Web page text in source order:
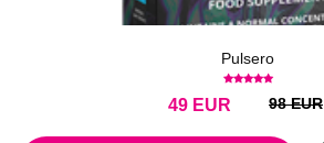
Pulsero
EUR
49 98 EUR